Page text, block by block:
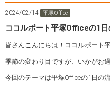
2024/02/14 平塚Office
ココルポート平塚Officeの1
皆さんこんにちは！ココルポート
季節の変わり目ですが、いかがお
今回のテーマは平塚Officeの1日の